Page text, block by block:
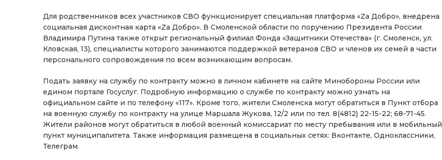
Для родственников всех участников СВО функционирует специальная платформа «Za Добро», внедрена
социальная дисконтная карта «Zа Добро». В Смоленской области по поручению Президента России
Владимира Путина также открыт региональный филиал Фонда «Защитники Отечества» (г. Смоленск, ул.
Кловская, 13), специалисты которого занимаются поддержкой ветеранов СВО и членов их семей в части
персонального сопровождения по всем возникающим вопросам.
Подать заявку на службу по контракту можно в личном кабинете на сайте Минобороны России или
едином портале Госуслуг. Подробную информацию о службе по контракту можно узнать на
официальном сайте и по телефону «117». Кроме того, жители Смоленска могут обратиться в Пункт отбора
на военную службу по контракту на улице Маршала Жукова, 12/2 или по тел. 8(4812) 22-15-22; 68-71-45.
Жители районов могут обратиться в любой военный комиссариат по месту пребывания или в мобильный
пункт муниципалитета. Также информация размещена в социальных сетях: Вконтакте, Одноклассники,
Телеграм.